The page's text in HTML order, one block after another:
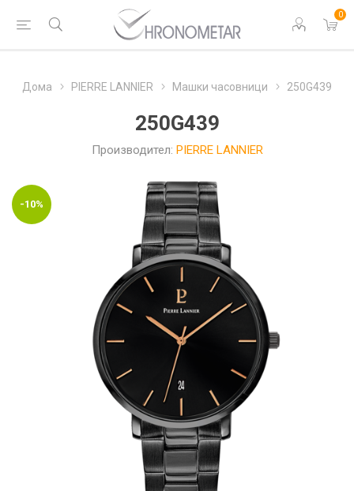
0
Дома PIERRE LANNIER Машки часовници 250G439
250G439
Производител: PIERRE LANNIER
-10%